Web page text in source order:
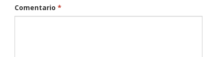
Comentario *